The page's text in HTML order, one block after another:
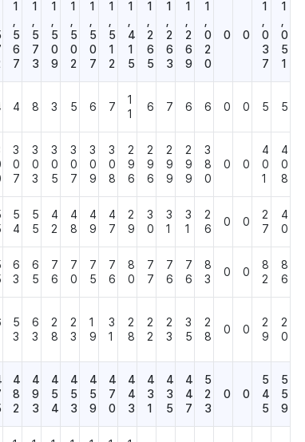
1
5
6
7
1
5
7
3
1
5
0
9
1
5
0
2
1
5
0
7
1
5
1
2
1
4
1
5
1
2
6
5
1
2
6
3
1
2
6
9
1
0
2
0
0 0
1
0
3
7
1
0
5
1
4 8 3 5 6 7
1
1
6 7 6 6 0 0 5 5
3
0
7
3
0
3
3
0
5
3
0
7
3
0
9
3
0
8
2
9
6
2
9
6
2
9
9
2
9
9
3
8
0
0 0
4
0
1
4
0
8
5
4
5
5
4
2
4
8
4
9
4
7
2
9
3
0
3
1
3
1
2
6
0 0
2
7
4
0
6
3
6
5
7
6
7
0
7
5
7
6
8
0
7
7
7
6
7
6
8
3
0 0
8
2
8
6
5
3
6
3
2
8
2
3
1
9
3
1
2
8
2
2
2
3
3
5
2
8
0 0
2
9
2
0
4
8
2
4
9
3
4
5
4
4
5
3
4
5
9
4
7
0
4
4
3
4
3
1
4
3
5
4
4
7
5
2
3
0 0
5
4
5
5
5
9